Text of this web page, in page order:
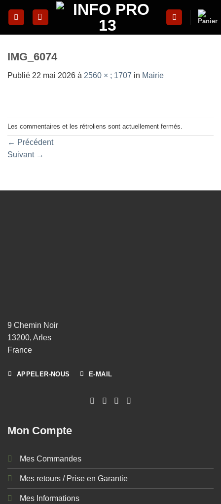
IMG_6074
Publié 22 mai 2026 à 2560 × ; 1707 in Mairie
Les commentaires et les rétroliens sont actuellement fermés.
← Précédent
Suivant →
9 Chemin Noir
13200, Arles
France
APPELER-NOUS E-MAIL
Mon Compte
Mes Commandes
Mes retours / Prise en Garantie
Mes Informations